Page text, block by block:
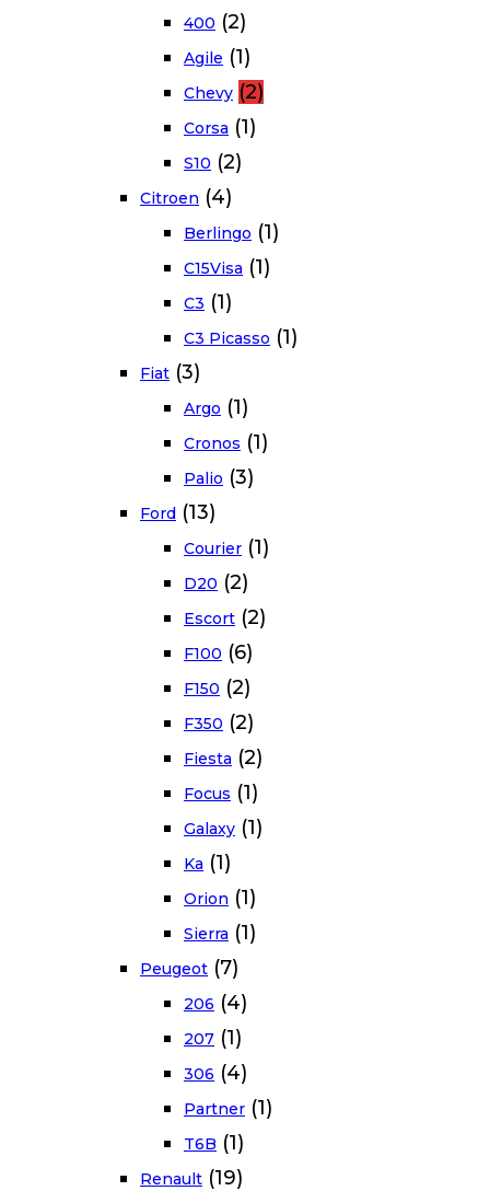
400 (2)
Agile (1)
Chevy (2)
Corsa (1)
S10 (2)
Citroen (4)
Berlingo (1)
C15Visa (1)
C3 (1)
C3 Picasso (1)
Fiat (3)
Argo (1)
Cronos (1)
Palio (3)
Ford (13)
Courier (1)
D20 (2)
Escort (2)
F100 (6)
F150 (2)
F350 (2)
Fiesta (2)
Focus (1)
Galaxy (1)
Ka (1)
Orion (1)
Sierra (1)
Peugeot (7)
206 (4)
207 (1)
306 (4)
Partner (1)
T6B (1)
Renault (19)